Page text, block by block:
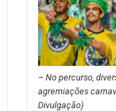
– No percurso,
agremiações
Divulgação)